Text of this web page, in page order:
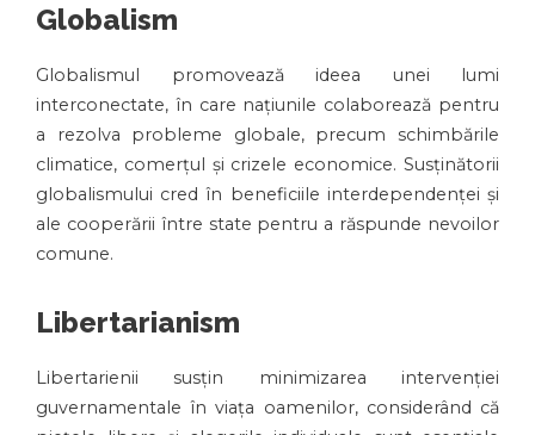
Globalism
Globalismul promovează ideea unei lumi
interconectate, în care națiunile colaborează pentru
a rezolva probleme globale, precum schimbările
climatice, comerțul și crizele economice. Susținătorii
globalismului cred în beneficiile interdependenței și
ale cooperării între state pentru a răspunde nevoilor
comune.
Libertarianism
Libertarienii susțin minimizarea intervenției
guvernamentale în viața oamenilor, considerând că